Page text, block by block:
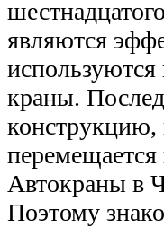
являются
краны.
конструкцию,
Автокраны в
Поэтому